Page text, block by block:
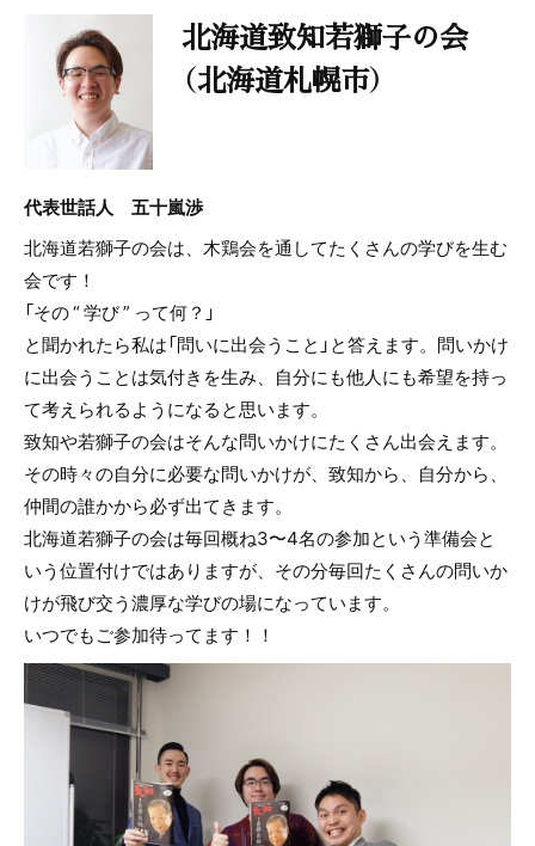
北海道致知若獅子の会
（北海道札幌市）
代表世話人 五十嵐渉
北海道若獅子の会は、木鶏会を通してたくさんの学びを生む
会です！
「その “ 学び ” って何？」
と聞かれたら私は「問いに出会うこと」と答えます。問いかけ
に出会うことは気付きを生み、自分にも他人にも希望を持っ
て考えられるようになると思います。
致知や若獅子の会はそんな問いかけにたくさん出会えます。
その時々の自分に必要な問いかけが、致知から、自分から、
仲間の誰かから必ず出てきます。
北海道若獅子の会は毎回概ね3〜4名の参加という準備会と
いう位置付けではありますが、その分毎回たくさんの問いか
けが飛び交う濃厚な学びの場になっています。
いつでもご参加待ってます！！